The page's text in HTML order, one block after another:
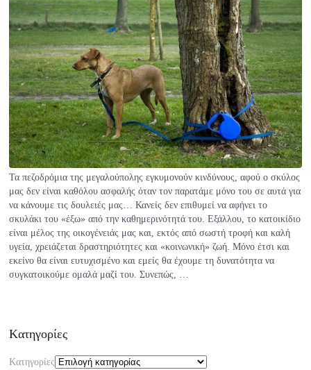
Τα πεζοδρόμια της μεγαλούπολης εγκυμονούν κινδύνους, αφού ο σκύλος
μας δεν είναι καθόλου ασφαλής όταν τον παρατάμε μόνο του σε αυτά για
να κάνουμε τις δουλειές μας… Κανείς δεν επιθυμεί να αφήνει το
σκυλάκι του «έξω» από την καθημερινότητά του. Εξάλλου, το κατοικίδιο
είναι μέλος της οικογένειάς μας και, εκτός από σωστή τροφή και καλή
υγεία, χρειάζεται δραστηριότητες και «κοινωνική» ζωή. Μόνο έτσι και
εκείνο θα είναι ευτυχισμένο και εμείς θα έχουμε τη δυνατότητα να
συγκατοικούμε ομαλά μαζί του. Συνεπώς, …
Kατηγορίες
Kατηγορίες